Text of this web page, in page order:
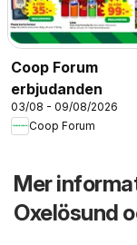
Coop Forum
erbjudanden
03/08 - 09/08/2026
Coop Forum
Mer
Oxelösund